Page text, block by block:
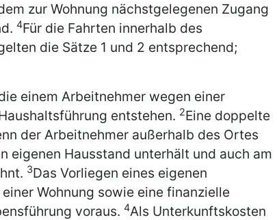
zur Wohnung nächstgelegenen Zugang
4Für die Fahrten innerhalb des
die Sätze 1 und 2 entsprechend;
einem Arbeitnehmer wegen einer
entstehen. 2Eine doppelte
der Arbeitnehmer außerhalb des Ortes
eigenen Hausstand unterhält und auch am
3Das Vorliegen eines eigenen
Wohnung sowie eine finanzielle
voraus. 4Als Unterkunftskosten